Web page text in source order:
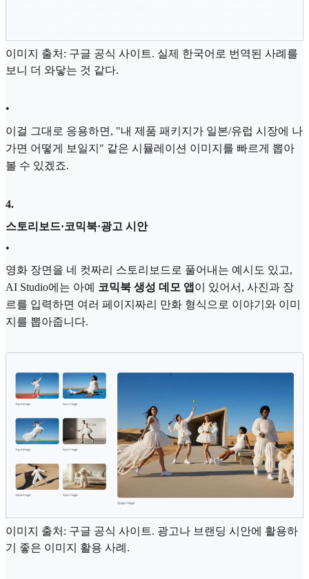
이미지 출처: 구글 공식 사이트. 실제 한국어로 번역된 사례를
보니 더 와닿는 것 같다.
•
이걸 그대로 응용하면, "내 제품 패키지가 일본/유럽 시장에 나
가면 어떻게 보일지" 같은 시뮬레이션 이미지를 빠르게 뽑아
볼 수 있겠죠.
4.
스토리보드·코믹북·광고 시안
•
영화 장면을 네 컷짜리 스토리보드로 풀어내는 예시도 있고,
AI Studio에는 아예 코믹북 생성 데모 앱 이 있어서, 사진과 장
르를 입력하면 여러 페이지짜리 만화 형식으로 이야기와 이미
지를 뽑아줍니다.
이미지 출처: 구글 공식 사이트. 광고나 브랜딩 시안에 활용하
기 좋은 이미지 활용 사례.